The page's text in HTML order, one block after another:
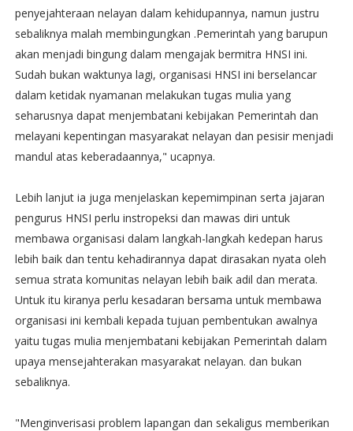
penyejahteraan nelayan dalam kehidupannya, namun justru
sebaliknya malah membingungkan .Pemerintah yang barupun
akan menjadi bingung dalam mengajak bermitra HNSI ini.
Sudah bukan waktunya lagi, organisasi HNSI ini berselancar
dalam ketidak nyamanan melakukan tugas mulia yang
seharusnya dapat menjembatani kebijakan Pemerintah dan
melayani kepentingan masyarakat nelayan dan pesisir menjadi
mandul atas keberadaannya," ucapnya.
Lebih lanjut ia juga menjelaskan kepemimpinan serta jajaran
pengurus HNSI perlu instropeksi dan mawas diri untuk
membawa organisasi dalam langkah-langkah kedepan harus
lebih baik dan tentu kehadirannya dapat dirasakan nyata oleh
semua strata komunitas nelayan lebih baik adil dan merata.
Untuk itu kiranya perlu kesadaran bersama untuk membawa
organisasi ini kembali kepada tujuan pembentukan awalnya
yaitu tugas mulia menjembatani kebijakan Pemerintah dalam
upaya mensejahterakan masyarakat nelayan. dan bukan
sebaliknya.
"Menginverisasi problem lapangan dan sekaligus memberikan